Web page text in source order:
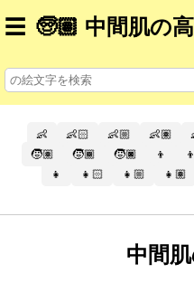
☰ 🧓🏽 中間肌の
👶 👶🏻 👶🏼 👶🏽
🧒🏽
🧒🏾 🧒🏿 👦
👧
👧🏻 👧🏼 👧🏽
中間